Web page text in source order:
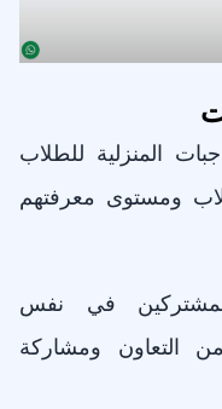
المنزلية للطلاب
ومستوى معرفتهم
في نفس
من التعاون ومشاركة